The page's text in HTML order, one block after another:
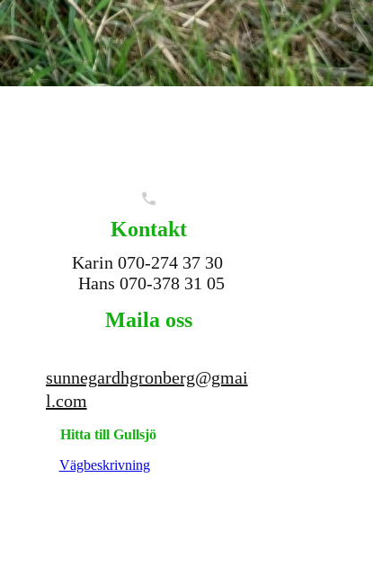
Kontakt
Karin 070-274 37 30
Hans 070-378 31 05
Maila oss
sunnegardhgronberg@gmai
l.com
Hitta till Gullsjö
Vägbeskrivning